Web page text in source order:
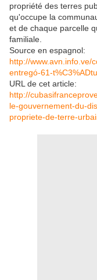
propriété des terres
qu'occupe la
et de chaque parcelle
familiale.
Source en espagnol:
http://www.avn.info.ve/
entregó-61-
URL de cet article:
http://
le-gouvernement-du-
propriete-de-terre-